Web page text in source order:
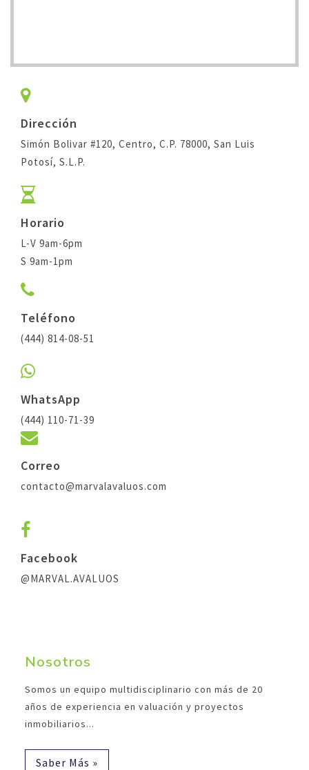
Dirección
Simón Bolivar #120, Centro, C.P. 78000, San Luis
Potosí, S.L.P.
Horario
L-V 9am-6pm
S 9am-1pm
Teléfono
(444) 814-08-51
WhatsApp
(444) 110-71-39
Correo
contacto@marvalavaluos.com
Facebook
@MARVAL.AVALUOS
Nosotros
Somos un equipo multidisciplinario con más de 20
años de experiencia en valuación y proyectos
inmobiliarios...
Saber Más »